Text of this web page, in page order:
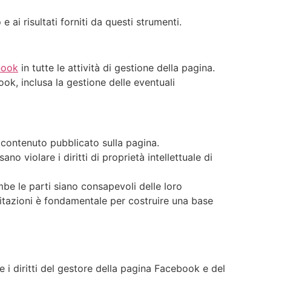
ai risultati forniti da questi strumenti.
in tutte le attività di gestione della pagina.
inclusa la gestione delle eventuali
pubblicato sulla pagina.
violare i diritti di proprietà intellettuale di
le parti siano consapevoli delle loro
è fondamentale per costruire una base
i diritti del gestore della pagina Facebook e del